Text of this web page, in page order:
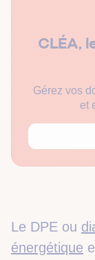
Le DPE ou
énergétique
CLÉA,
Gérez vos
et